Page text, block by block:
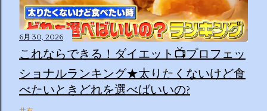
6月 30, 2026
これならできる！ダイエット📺プロフェッ
ショナルランキング★太りたくないけど食
べたいときどれを選べばいいの?